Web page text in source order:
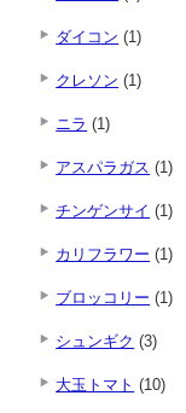
ダイコン (1)
クレソン (1)
ニラ (1)
アスパラガス (1)
チンゲンサイ (1)
カリフラワー (1)
ブロッコリー (1)
シュンギク (3)
大玉トマト (10)